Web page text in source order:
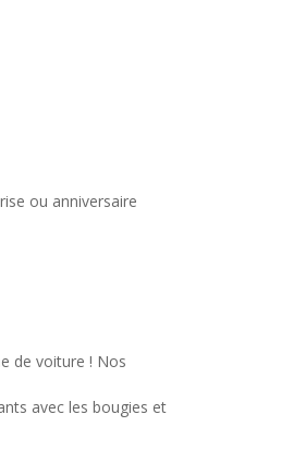
ou anniversaire
de voiture ! Nos
avec les bougies et